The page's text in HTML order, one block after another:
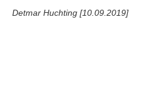
Detmar Huchting [10.09.2019]